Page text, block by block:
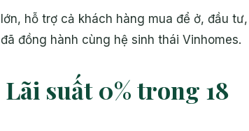
hỗ trợ cả khách hàng mua để ở, đầu tư,
đồng hành cùng hệ sinh thái Vinhomes.
suất 0% trong 18